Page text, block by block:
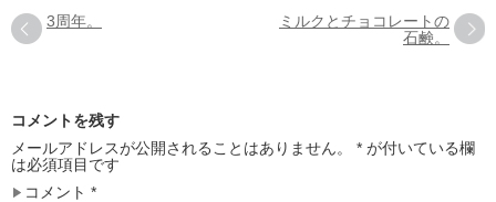
3周年。
ミルクとチョコレートの
石鹸。
コメントを残す
メールアドレスが公開されることはありません。
* が付いている欄
は必須項目です
コメント *